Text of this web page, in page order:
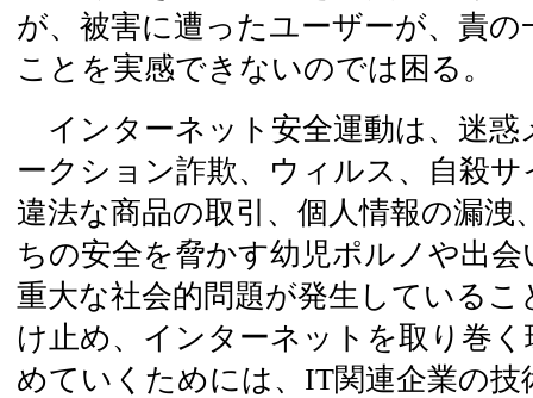
が、被害に遭ったユーザーが、責
ことを実感できないのでは困る。
インターネット安全運動は、迷惑
ークション詐欺、ウィルス、自殺
違法な商品の取引、個人情報の漏洩
ちの安全を脅かす幼児ポルノや出
重大な社会的問題が発生している
け止め、インターネットを取り巻
めていくためには、IT関連企業の技